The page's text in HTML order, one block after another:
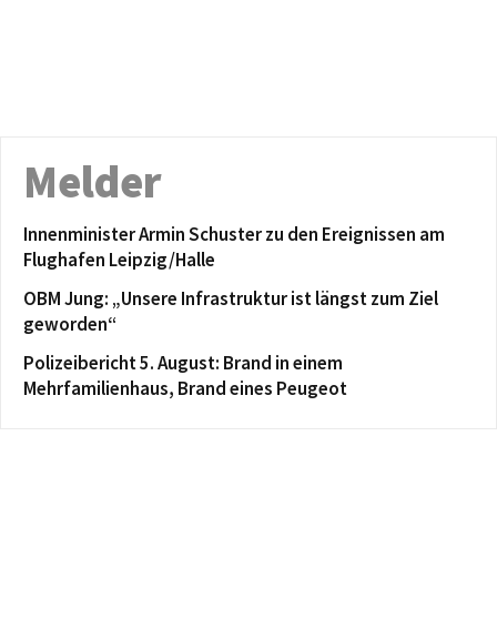
Melder
Innenminister Armin Schuster zu den Ereignissen am
Flughafen Leipzig/Halle
OBM Jung: „Unsere Infrastruktur ist längst zum Ziel
geworden“
Polizeibericht 5. August: Brand in einem
Mehrfamilienhaus, Brand eines Peugeot